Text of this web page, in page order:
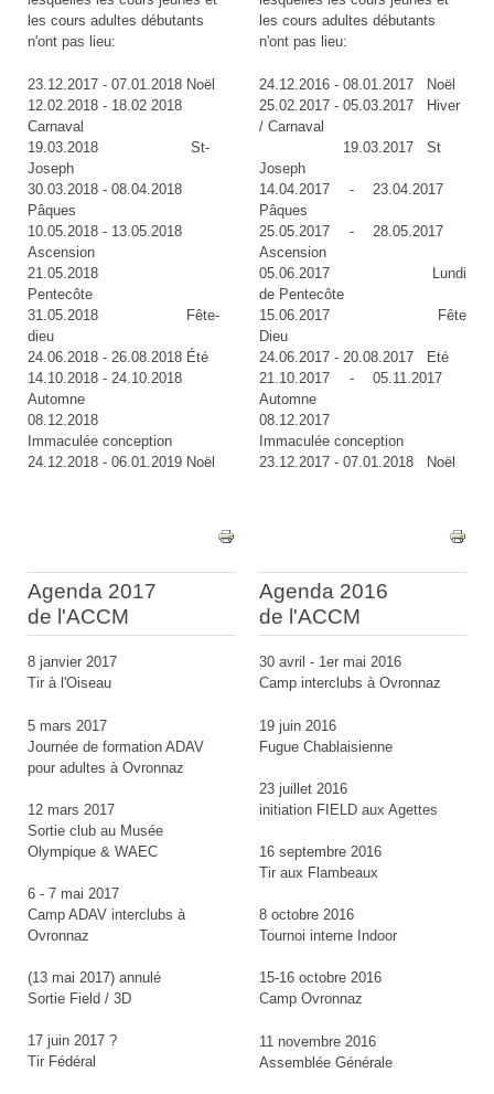
les cours adultes débutants
n'ont pas lieu:
23.12.2017 - 07.01.2018 Noël
12.02.2018 - 18.02 2018
Carnaval
19.03.2018 St-
Joseph
30.03.2018 - 08.04.2018
Pâques
10.05.2018 - 13.05.2018
Ascension
21.05.2018
Pentecôte
31.05.2018 Fête-
dieu
24.06.2018 - 26.08.2018 Été
14.10.2018 - 24.10.2018
Automne
08.12.2018
Immaculée conception
24.12.2018 - 06.01.2019 Noël
les cours adultes débutants
n'ont pas lieu:
24.12.2016 - 08.01.2017 Noël
25.02.2017 - 05.03.2017 Hiver
/ Carnaval
19.03.2017 St
Joseph
14.04.2017 - 23.04.2017
Pâques
25.05.2017 - 28.05.2017
Ascension
05.06.2017 Lundi
de Pentecôte
15.06.2017 Fête
Dieu
24.06.2017 - 20.08.2017 Eté
21.10.2017 - 05.11.2017
Automne
08.12.2017
Immaculée conception
23.12.2017 - 07.01.2018 Noël
Agenda 2017
de l'ACCM
8 janvier 2017
Tir à l'Oiseau
5 mars 2017
Journée de formation ADAV
pour adultes à Ovronnaz
12 mars 2017
Sortie club au Musée
Olympique & WAEC
6 - 7 mai 2017
Camp ADAV interclubs à
Ovronnaz
(13 mai 2017) annulé
Sortie Field / 3D
17 juin 2017 ?
Tir Fédéral
Agenda 2016
de l'ACCM
30 avril - 1er mai 2016
Camp interclubs à Ovronnaz
19 juin 2016
Fugue Chablaisienne
23 juillet 2016
initiation FIELD aux Agettes
16 septembre 2016
Tir aux Flambeaux
8 octobre 2016
Tournoi interne Indoor
15-16 octobre 2016
Camp Ovronnaz
11 novembre 2016
Assemblée Générale